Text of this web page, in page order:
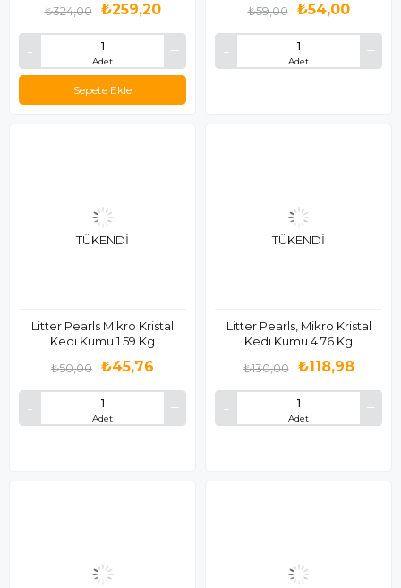
Adet
₺259,20
₺324,00
Sepete Ekle
Adet
₺54,00
₺59,00
TÜKENDI
Litter Pearls Mikro Kristal
Kedi Kumu 1.59 Kg
Adet
₺45,76
₺50,00
TÜKENDI
Litter Pearls, Mikro Kristal
Kedi Kumu 4.76 Kg
Adet
₺118,98
₺130,00